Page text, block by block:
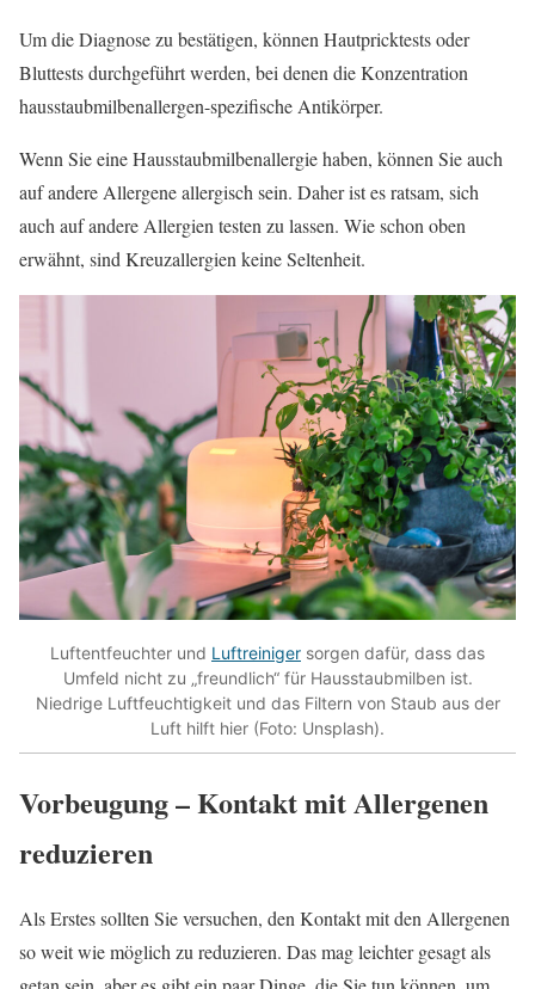
Um die Diagnose zu bestätigen, können Hautpricktests oder
Bluttests durchgeführt werden, bei denen die Konzentration
hausstaubmilbenallergen-spezifische Antikörper.
Wenn Sie eine Hausstaubmilbenallergie haben, können Sie auch
auf andere Allergene allergisch sein. Daher ist es ratsam, sich
auch auf andere Allergien testen zu lassen. Wie schon oben
erwähnt, sind Kreuzallergien keine Seltenheit.
Luftentfeuchter und Luftreiniger sorgen dafür, dass das
Umfeld nicht zu „freundlich“ für Hausstaubmilben ist.
Niedrige Luftfeuchtigkeit und das Filtern von Staub aus der
Luft hilft hier (Foto: Unsplash).
Vorbeugung – Kontakt mit Allergenen
reduzieren
Als Erstes sollten Sie versuchen, den Kontakt mit den Allergenen
so weit wie möglich zu reduzieren. Das mag leichter gesagt als